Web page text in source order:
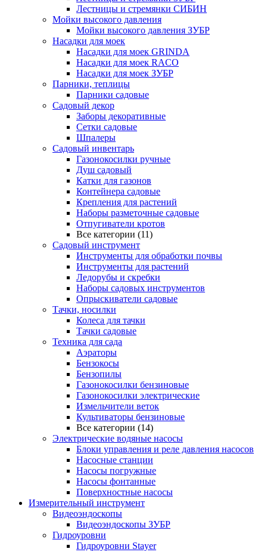
Лестницы и стремянки СИБИН
Мойки высокого давления
Мойки высокого давления ЗУБР
Насадки для моек
Насадки для моек GRINDA
Насадки для моек RACO
Насадки для моек ЗУБР
Парники, теплицы
Парники садовые
Садовый декор
Заборы декоративные
Сетки садовые
Шпалеры
Садовый инвентарь
Газонокосилки ручные
Душ садовый
Катки для газонов
Контейнера садовые
Крепления для растений
Наборы разметочные садовые
Отпугиватели кротов
Все категории (11)
Садовый инструмент
Инструменты для обработки почвы
Инструменты для растений
Ледорубы и скребки
Наборы садовых инструментов
Опрыскиватели садовые
Тачки, носилки
Колеса для тачки
Тачки садовые
Техника для сада
Аэраторы
Бензокосы
Бензопилы
Газонокосилки бензиновые
Газонокосилки электрические
Измельчители веток
Культиваторы бензиновые
Все категории (14)
Электрические водяные насосы
Блоки управления и реле давления насосов
Насосные станции
Насосы погружные
Насосы фонтанные
Поверхностные насосы
Измерительный инструмент
Видеоэндоскопы
Видеоэндоскопы ЗУБР
Гидроуровни
Гидроуровни Stayer